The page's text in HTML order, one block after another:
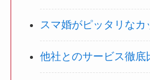
スマ婚がピッタリなカ
他社とのサービス徹底